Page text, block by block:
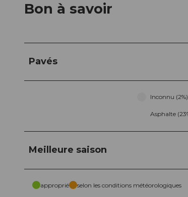
Bon à savoir
Pavés
Inconnu (2%)
Asphalte
Meilleure saison
approprié selon les conditions météorologiques